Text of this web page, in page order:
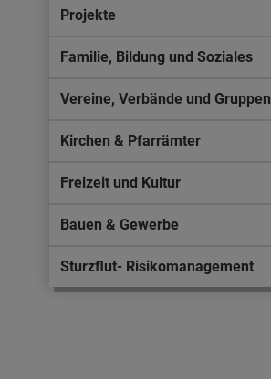
Projekte
Familie, Bildung und Soziales
Vereine, Verbände und Gruppen
Kirchen & Pfarrämter
Freizeit und Kultur
Bauen & Gewerbe
Sturzflut- Risikomanagement